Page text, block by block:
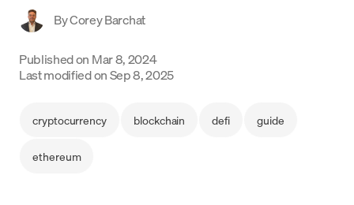
ByCorey Barchat
Published on Mar 8, 2024
Last modified onSep 8, 2025
cryptocurrency blockchain defi guide
ethereum